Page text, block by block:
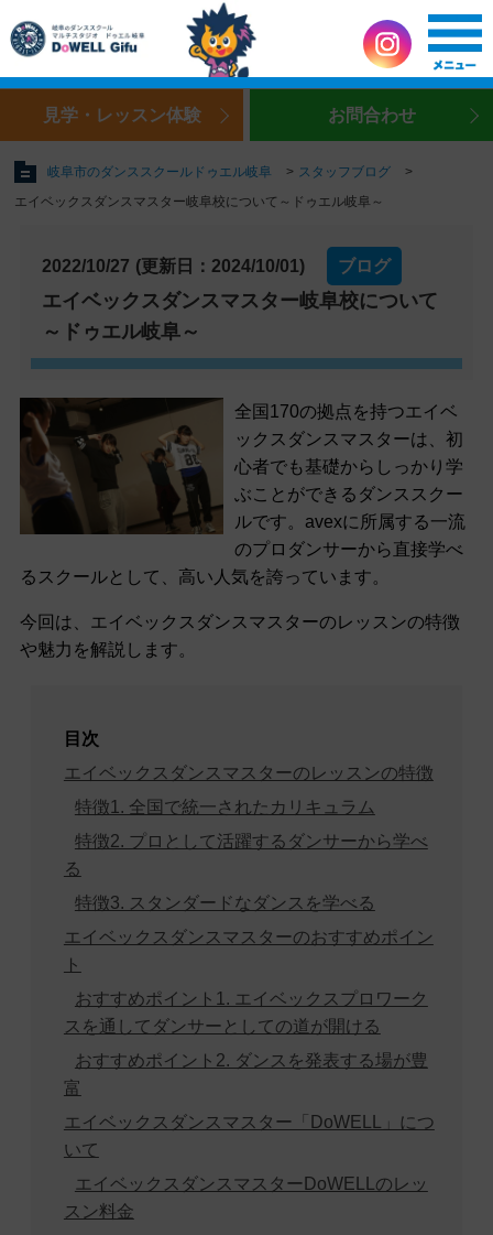
見学・レッスン体験 お問合わせ
岐阜市のダンススクールドゥエル岐阜
スタッフブログ
エイベックスダンスマスター岐阜校について～ドゥエル岐阜～
2022/10/27 (更新日：2024/10/01) ブログ
エイベックスダンスマスター岐阜校について
～ドゥエル岐阜～
全国170の拠点を持つエイベ
ックスダンスマスターは、初
心者でも基礎からしっかり学
ぶことができるダンススクー
ルです。avexに所属する一流
のプロダンサーから直接学べ
るスクールとして、高い人気を誇っています。
今回は、エイベックスダンスマスターのレッスンの特徴
や魅力を解説します。
目次
エイベックスダンスマスターのレッスンの特徴
特徴1. 全国で統一されたカリキュラム
特徴2. プロとして活躍するダンサーから学べ
る
特徴3. スタンダードなダンスを学べる
エイベックスダンスマスターのおすすめポイン
ト
おすすめポイント1. エイベックスプロワーク
スを通してダンサーとしての道が開ける
おすすめポイント2. ダンスを発表する場が豊
富
エイベックスダンスマスター「DoWELL」につ
いて
エイベックスダンスマスターDoWELLのレッ
スン料金